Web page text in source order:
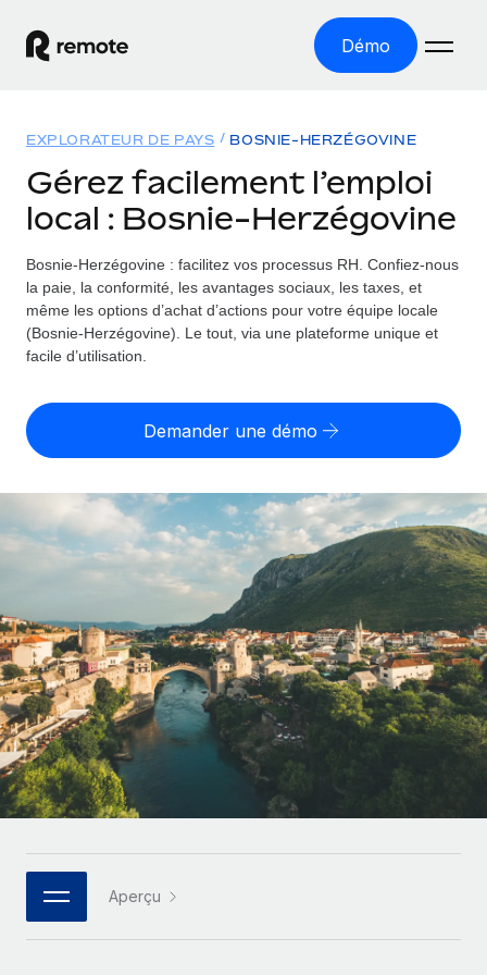
Démo
EMPLOI À L’INTERNATIONAL
Paie multipays
Gérez la paie facilement et en toute conformité
Employer of record
Développez-vous à l’international sans frais liés aux
Pilotage 360 des freelances
Gestion des freelances
Intégrez et gérez vos freelances partout dans le monde
PEO
Sous-traitez les opérations complexes liées à l’emploi
INFRASTRUCTURE
Intégration Remote
Intégrez vos RH aux flux de travail en toute simplicité
Plateforme
Des fonctions RH clés intégrées pour votre équipe
notre MCP
Intégrations
Solutions
COUVERTURE MONDIALE
Explorateur de pays
Toutes les informations sur l’emploi à l’international,
pays par pays
Explorateur des États-Unis (par État)
Simplifiez l’embauche à travers les différents États des
États-Unis
Comparer Remote
Examinez notre service par rapport aux autres
Start-ups
Des solutions agiles et internationales pour les RH et la
paie des entreprises en pleine croissance
Entreprises intermédiaires
Développez vos équipes avec des solutions RH sur
mesure
Les RH à l’international pour les grandes entreprises
TRAVAILLONS ENSEMBLE
Ressources
OUTILS & CALCULATEURS
Outil de calcul du risque de requalification de
Calculateur du coût des employés
Calculateur de paiement des freelances
Découvrez les devises disponibles et les vitesses de
paiement pour vos freelances internationaux
APPRENDRE AVEC REMOTE
Recherche et guides
Études de cas
Glossaire RH
Descriptions de postes
Webinaires
Tarification
Nederlands
Deutsch
Español
Italiano
Português (Portugal)
한국어
Connexion
EXPLORATEUR DE PAYS BOSNIE-HERZÉGOVINE
Gérez facilement l’emploi
local : Bosnie-Herzégovine
Bosnie-Herzégovine : facilitez vos processus RH. Confiez-nous
la paie, la conformité, les avantages sociaux, les taxes, et
même les options d’achat d’actions pour votre équipe locale
(Bosnie-Herzégovine). Le tout, via une plateforme unique et
facile d’utilisation.
Demander une démo
Aperçu